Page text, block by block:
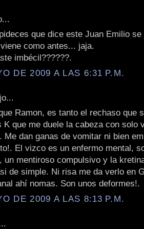
que dice este Juan Emilio se
como antes... jaja.
imbécil??????.
DE 2009 A LAS 6:31 P.M.
Ramon, es tanto el rechaso que
K que me duele la cabeza con solo
Me dan ganas de vomitar ni bien
El vizco es un enfermo mental,
un mentiroso compulsivo y la
de simple. Ni risa me da verlo en
ahí nomas. Son unos deformes!.
DE 2009 A LAS 8:13 P.M.